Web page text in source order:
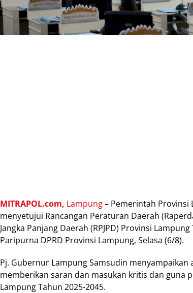
MITRAPOL.com, Lampung– Pemerintah Provinsi
menyetujui Rancangan Peraturan Daerah
Jangka Panjang Daerah (RPJPD) Provinsi
Paripurna DPRD Provinsi Lampung, Selasa (6/8).
Pj. Gubernur Lampung Samsudin menyampaikan
memberikan saran dan masukan kritis dan guna
Lampung Tahun 2025-2045.